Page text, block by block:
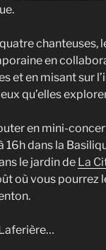
chanteuses,
en
et en misant sur
qu’elles
en mini-
dans la
le jardin de La
où vous pourrez